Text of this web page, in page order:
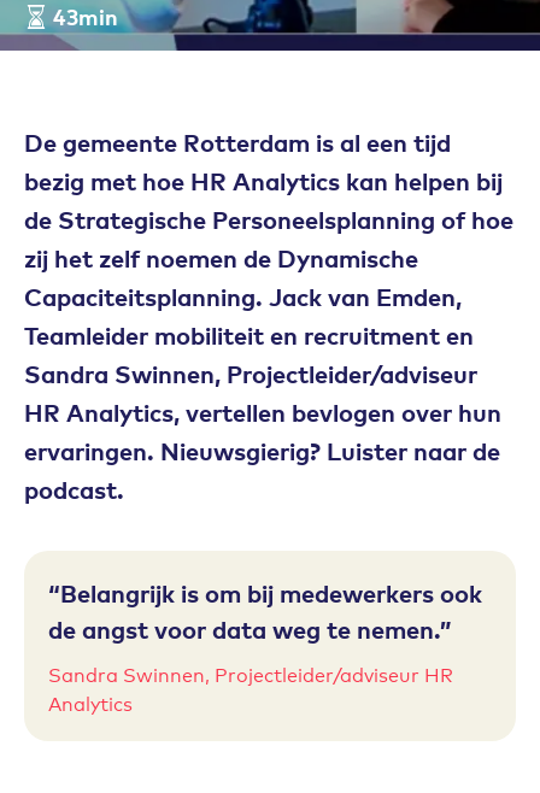
Leestijd artikel
43min
De gemeente Rotterdam is al een tijd
bezig met hoe HR Analytics kan helpen bij
de Strategische Personeelsplanning of hoe
zij het zelf noemen de Dynamische
Capaciteitsplanning. Jack van Emden,
Teamleider mobiliteit en recruitment en
Sandra Swinnen, Projectleider/adviseur
HR Analytics, vertellen bevlogen over hun
ervaringen. Nieuwsgierig? Luister naar de
podcast.
Belangrijk is om bij medewerkers ook
de angst voor data weg te nemen.
Sandra Swinnen, Projectleider/adviseur HR
Analytics